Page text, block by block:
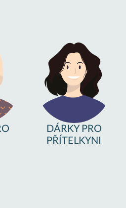
DÁRKY PRO
PŘÍTELKYNI